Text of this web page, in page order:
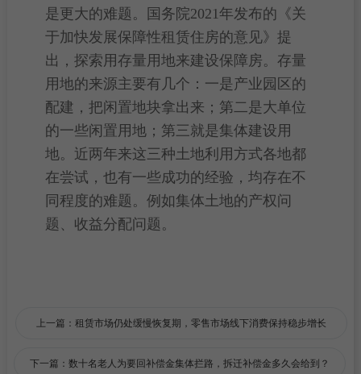
是更大的难题。国务院2021年发布的《关
于加快发展保障性租赁住房的意见》提
出，探索用存量用地来建设保障房。存量
用地的来源主要有几个：一是 产业园区 的
配建，把闲置地块拿出来；第二是大单位
的一些闲置用地；第三就是集体建设用
地。近两年来这三种土地利用方式各地都
在尝试，也有一些成功的经验，均存在不
同程度的难题。例如集体土地的产权问
题、收益分配问题。
上一篇：租赁市场仍处缓慢恢复期，零售市场线下消费保持稳步增长
下一篇：数十名老人为要回补偿金集体拦路，拆迁补偿金多久会给到？